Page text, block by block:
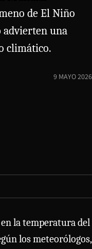
de El Niño
una
climático.
9 MAYO 2026
la temperatura del
los meteorólogos,